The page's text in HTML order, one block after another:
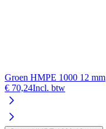
Groen HMPE 1000 12 mm
€ 70,24Incl. btw